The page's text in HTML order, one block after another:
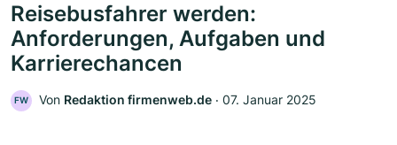
Reisebusfahrer werden:
Anforderungen, Aufgaben und
Karrierechancen
FW Von Redaktion firmenweb.de ‧ 07. Januar 2025